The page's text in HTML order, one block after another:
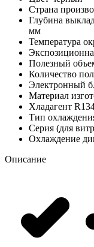
Страна
Глубина
мм
Температура
Полезный
Количество
Электронный
Материал
Хладагент
Тип
Серия (для
Охлаждение
Описание